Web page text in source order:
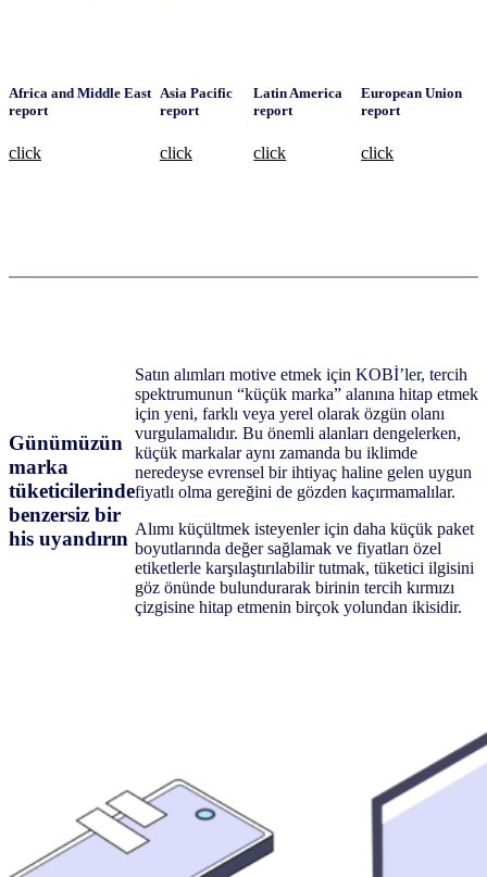
Africa and Middle East
report
click
Asia Pacific
report
click
Latin America
report
click
European Union
report
click
Günümüzün
marka
tüketicilerinde
benzersiz bir
his uyandırın
Satın alımları motive etmek için KOBİ’ler, tercih
spektrumunun “küçük marka” alanına hitap etmek
için yeni, farklı veya yerel olarak özgün olanı
vurgulamalıdır. Bu önemli alanları dengelerken,
küçük markalar aynı zamanda bu iklimde
neredeyse evrensel bir ihtiyaç haline gelen uygun
fiyatlı olma gereğini de gözden kaçırmamalılar.
Alımı küçültmek isteyenler için daha küçük paket
boyutlarında değer sağlamak ve fiyatları özel
etiketlerle karşılaştırılabilir tutmak, tüketici ilgisini
göz önünde bulundurarak birinin tercih kırmızı
çizgisine hitap etmenin birçok yolundan ikisidir.